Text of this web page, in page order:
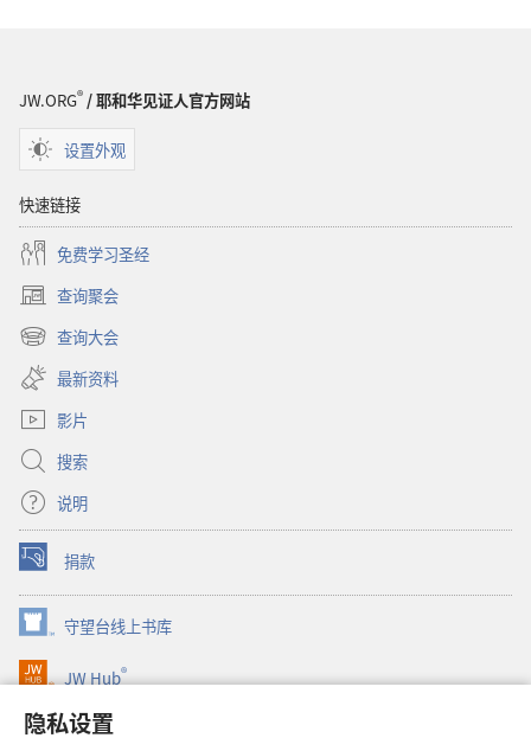
隐私设置
JW.ORG®/ 耶和华见证人官方网站
设置外观
快速链接
免费学习圣经
查询聚会
（打
开
新
窗
口）
查询大会
（打
开
新
窗
最新资料
影片
搜索
说明
捐款
（打
开
新
窗
口）
守望台线上书库
（打
开
新
口）
JW Hub®
（打
开
JW Library